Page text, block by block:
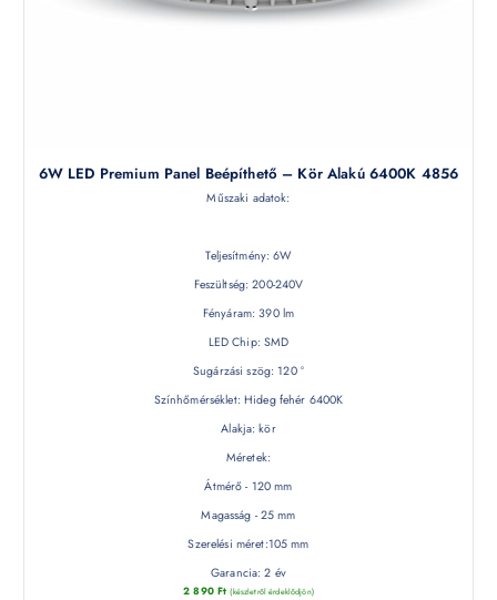
6W LED Premium Panel Beépíthető – Kör Alakú 6400K 4856
Műszaki adatok:
Teljesítmény: 6W
Feszültség: 200-240V
Fényáram: 390 lm
LED Chip: SMD
Sugárzási szög: 120 °
Színhőmérséklet: Hideg fehér 6400K
Alakja: kör
Méretek:
Átmérő - 120 mm
Magasság - 25 mm
Szerelési méret:105 mm
Garancia: 2 év
2 890 Ft (készletről érdeklődjön)